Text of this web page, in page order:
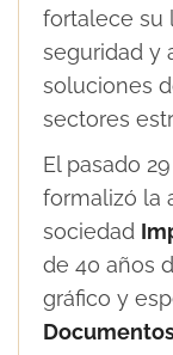
fortalece su
seguridad y
soluciones
sectores
El pasado
formalizó la
sociedad
de 40 años
gráfico y